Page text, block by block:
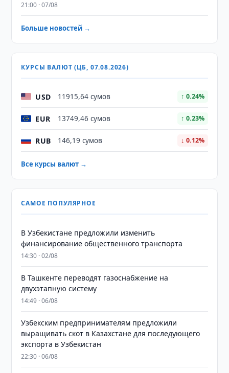
21:00 · 07/08
Больше новостей →
КУРСЫ ВАЛЮТ (ЦБ, 07.08.2026)
USD 11915,64 сумов ↑ 0.24%
EUR 13749,46 сумов ↑ 0.23%
RUB 146,19 сумов ↓ 0.12%
Все курсы валют →
САМОЕ ПОПУЛЯРНОЕ
В Узбекистане предложили изменить
финансирование общественного транспорта
14:30 · 02/08
В Ташкенте переводят газоснабжение на
двухэтапную систему
14:49 · 06/08
Узбекским предпринимателям предложили
выращивать скот в Казахстане для последующего
экспорта в Узбекистан
22:30 · 06/08